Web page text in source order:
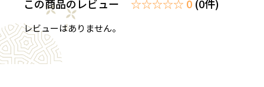
この商品のレビュー ☆☆☆☆☆ 0 (0件)
レビューはありません。